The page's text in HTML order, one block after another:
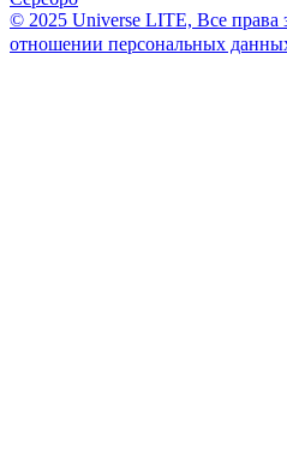
© 2025 Universe LITE, Вce
отношении персональных